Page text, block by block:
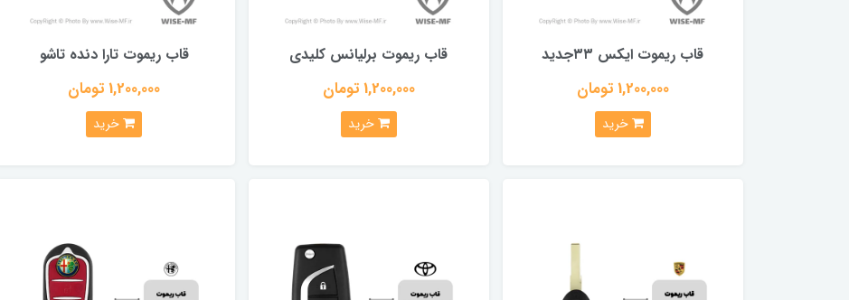
قاب ریموت ایکس ۳۳جدید
1,200,000 تومان
خرید
قاب ریموت برلیانس کلیدی
1,200,000 تومان
خرید
قاب ریموت تارا دنده تاشو
1,200,000 تومان
خرید